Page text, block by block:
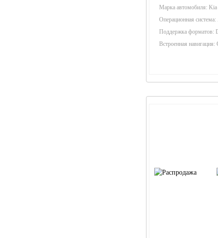
Марка автомобиля: Kia
Операционная система:
Поддержка форматов:
Встроенная навигация: